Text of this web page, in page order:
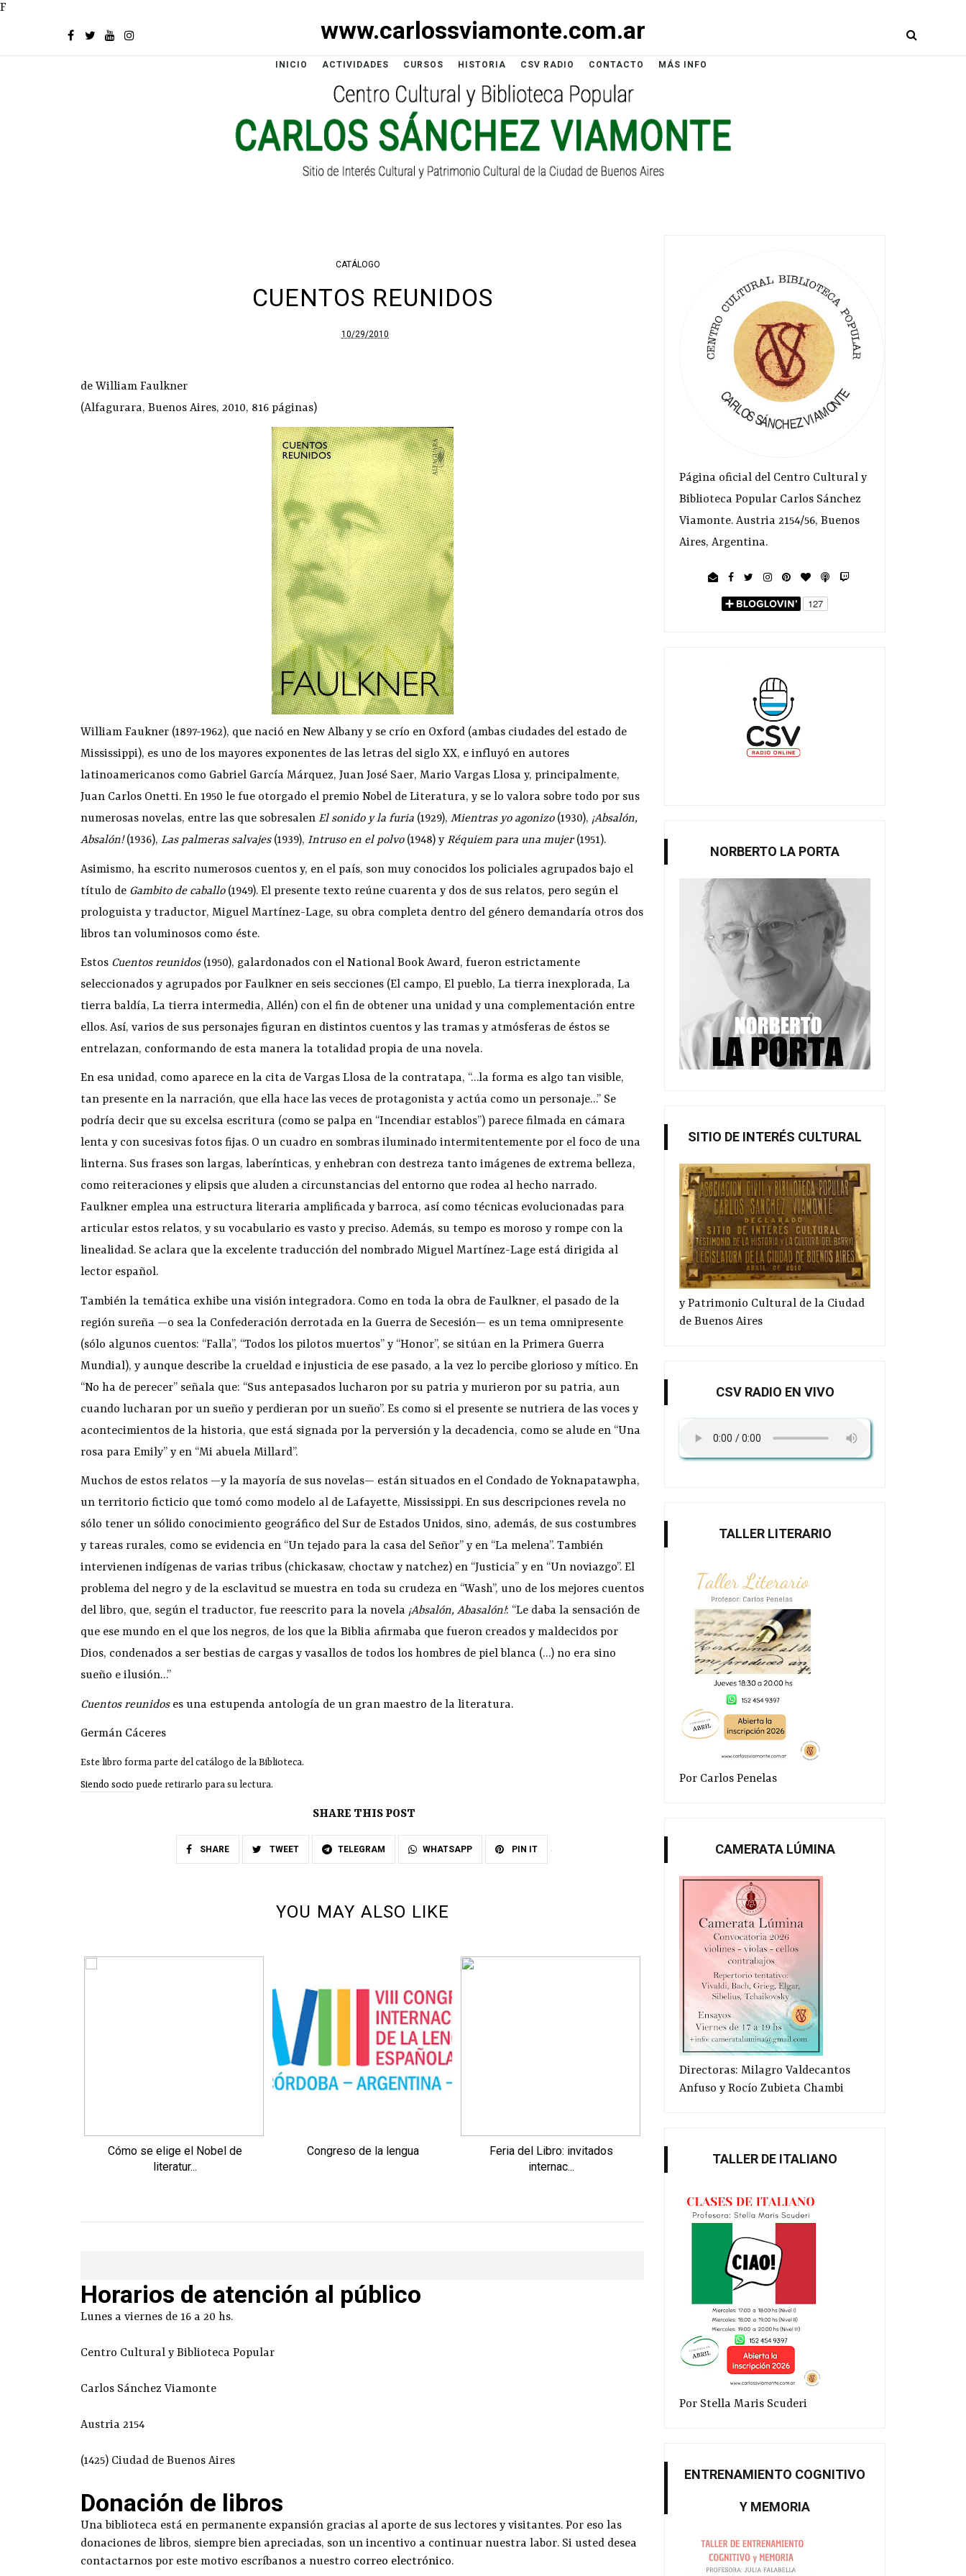
F
www.carlossviamonte.com.ar
INICIO ACTIVIDADES CURSOS HISTORIA CSV RADIO CONTACTO MÁS INFO
CATÁLOGO
CUENTOS REUNIDOS
10/29/2010
de William Faulkner
(Alfagurara, Buenos Aires, 2010, 816 páginas)
William Faukner (1897-1962), que nació en New Albany y se crío en Oxford (ambas ciudades del estado de
Mississippi), es uno de los mayores exponentes de las letras del siglo XX, e influyó en autores
latinoamericanos como Gabriel García Márquez, Juan José Saer, Mario Vargas Llosa y, principalmente,
Juan Carlos Onetti. En 1950 le fue otorgado el premio Nobel de Literatura, y se lo valora sobre todo por sus
numerosas novelas, entre las que sobresalen El sonido y la furia (1929), Mientras yo agonizo(1930), ¡Absalón,
Absalón!(1936), Las palmeras salvajes(1939), Intruso en el polvo(1948) y Réquiem para una mujer(1951).
Asimismo, ha escrito numerosos cuentos y, en el país, son muy conocidos los policiales agrupados bajo el
título de Gambito de caballo(1949). El presente texto reúne cuarenta y dos de sus relatos, pero según el
prologuista y traductor, Miguel Martínez-Lage, su obra completa dentro del género demandaría otros dos
libros tan voluminosos como éste.
Estos Cuentos reunidos(1950), galardonados con el National Book Award, fueron estrictamente
seleccionados y agrupados por Faulkner en seis secciones (El campo, El pueblo, La tierra inexplorada, La
tierra baldía, La tierra intermedia, Allén) con el fin de obtener una unidad y una complementación entre
ellos. Así, varios de sus personajes figuran en distintos cuentos y las tramas y atmósferas de éstos se
entrelazan, conformando de esta manera la totalidad propia de una novela.
En esa unidad, como aparece en la cita de Vargas Llosa de la contratapa, “…la forma es algo tan visible,
tan presente en la narración, que ella hace las veces de protagonista y actúa como un personaje…” Se
podría decir que su excelsa escritura (como se palpa en “Incendiar establos”) parece filmada en cámara
lenta y con sucesivas fotos fijas. O un cuadro en sombras iluminado intermitentemente por el foco de una
linterna. Sus frases son largas, laberínticas, y enhebran con destreza tanto imágenes de extrema belleza,
como reiteraciones y elipsis que aluden a circunstancias del entorno que rodea al hecho narrado.
Faulkner emplea una estructura literaria amplificada y barroca, así como técnicas evolucionadas para
articular estos relatos, y su vocabulario es vasto y preciso. Además, su tempo es moroso y rompe con la
linealidad. Se aclara que la excelente traducción del nombrado Miguel Martínez-Lage está dirigida al
lector español.
También la temática exhibe una visión integradora. Como en toda la obra de Faulkner, el pasado de la
región sureña —o sea la Confederación derrotada en la Guerra de Secesión— es un tema omnipresente
(sólo algunos cuentos: “Falla”, “Todos los pilotos muertos” y “Honor”, se sitúan en la Primera Guerra
Mundial), y aunque describe la crueldad e injusticia de ese pasado, a la vez lo percibe glorioso y mítico. En
“No ha de perecer” señala que: “Sus antepasados lucharon por su patria y murieron por su patria, aun
cuando lucharan por un sueño y perdieran por un sueño”. Es como si el presente se nutriera de las voces y
acontecimientos de la historia, que está signada por la perversión y la decadencia, como se alude en “Una
rosa para Emily” y en “Mi abuela Millard”.
Muchos de estos relatos —y la mayoría de sus novelas— están situados en el Condado de Yoknapatawpha,
un territorio ficticio que tomó como modelo al de Lafayette, Mississippi. En sus descripciones revela no
sólo tener un sólido conocimiento geográfico del Sur de Estados Unidos, sino, además, de sus costumbres
y tareas rurales, como se evidencia en “Un tejado para la casa del Señor” y en “La melena”. También
intervienen indígenas de varias tribus (chickasaw, choctaw y natchez) en “Justicia” y en “Un noviazgo”. El
problema del negro y de la esclavitud se muestra en toda su crudeza en “Wash”, uno de los mejores cuentos
del libro, que, según el traductor, fue reescrito para la novela ¡Absalón, Abasalón!: “Le daba la sensación de
que ese mundo en el que los negros, de los que la Biblia afirmaba que fueron creados y maldecidos por
Dios, condenados a ser bestias de cargas y vasallos de todos los hombres de piel blanca (…) no era sino
sueño e ilusión…”
Cuentos reunidoses una estupenda antología de un gran maestro de la literatura.
Germán Cáceres
Este libro forma parte del catálogo de la Biblioteca.
Siendo socio puede retirarlo para su lectura.
SHARE THIS POST
SHARE TWEET TELEGRAM WHATSAPP PIN IT
YOU MAY ALSO LIKE
Cómo se elige el Nobel de
literatur...
Congreso de la lengua
Feria del Libro: invitados
internac...
Horarios de atención al público
Lunes a viernes de 16 a 20 hs.
Centro Cultural y Biblioteca Popular
Carlos Sánchez Viamonte
Austria 2154
(1425) Ciudad de Buenos Aires
Donación de libros
Una biblioteca está en permanente expansión gracias al aporte de sus lectores y visitantes. Por eso las
donaciones de libros, siempre bien apreciadas, son un incentivo a continuar nuestra labor. Si usted desea
contactarnos por este motivo escríbanos a nuestro correo electrónico.
Página oficial del Centro Cultural y
Biblioteca Popular Carlos Sánchez
Viamonte. Austria 2154/56, Buenos
Aires, Argentina.
NORBERTO LA PORTA
SITIO DE INTERÉS CULTURAL
y Patrimonio Cultural de la Ciudad
de Buenos Aires
CSV RADIO EN VIVO
TALLER LITERARIO
Por Carlos Penelas
CAMERATA LÚMINA
Directoras: Milagro Valdecantos
Anfuso y Rocío Zubieta Chambi
TALLER DE ITALIANO
Por Stella Maris Scuderi
ENTRENAMIENTO COGNITIVO
Y MEMORIA